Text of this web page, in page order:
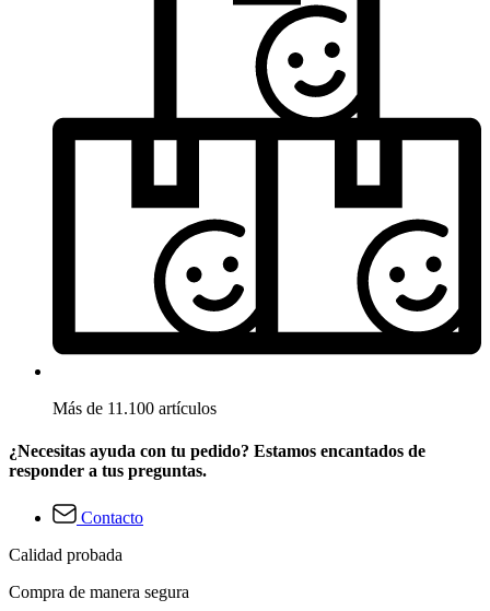
Más de 11.100 artículos
¿Necesitas ayuda con tu pedido? Estamos encantados de
responder a tus preguntas.
Contacto
Calidad probada
Compra de manera segura